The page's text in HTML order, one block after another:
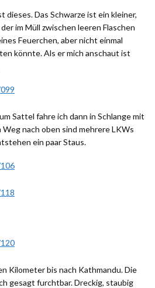
dieses. Das Schwarze ist ein kleiner,
im Müll zwischen leeren Flaschen
Feuerchen, aber nicht einmal
könnte. Als er mich anschaut ist
Sattel fahre ich dann in Schlange mit
nach oben sind mehrere LKWs
ein paar Staus.
Kilometer bis nach Kathmandu. Die
gesagt furchtbar. Dreckig, staubig